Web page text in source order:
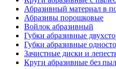
Абразивный материал в
Абразивы порошковые
Войлок абразивный
Губки абразивные
Губки абразивные
Зачистные диски и
Круги абразивные без